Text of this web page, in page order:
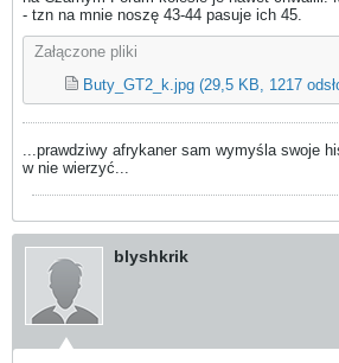
- tzn na mnie noszę 43-44 pasuje ich 45.
Załączone pliki
Buty_GT2_k.jpg (29,5 KB, 1217
...prawdziwy afrykaner sam wymyśla swoje
w nie wierzyć...
blyshkrik